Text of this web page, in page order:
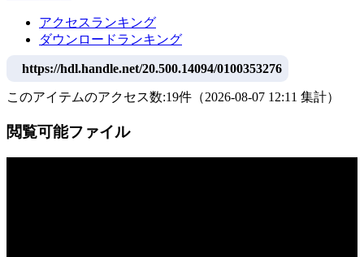
アクセスランキング
ダウンロードランキング
https://hdl.handle.net/20.500.14094/0100353276
このアイテムのアクセス数:19件 （2026-08-07 12:11 集計）
閲覧可能ファイル